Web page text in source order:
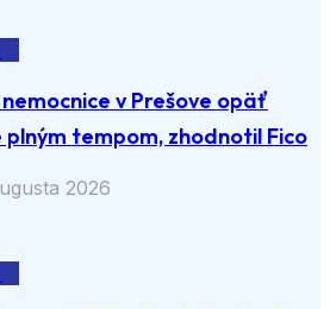
v Prešove opäť
tempom, zhodnotil Fico
2026